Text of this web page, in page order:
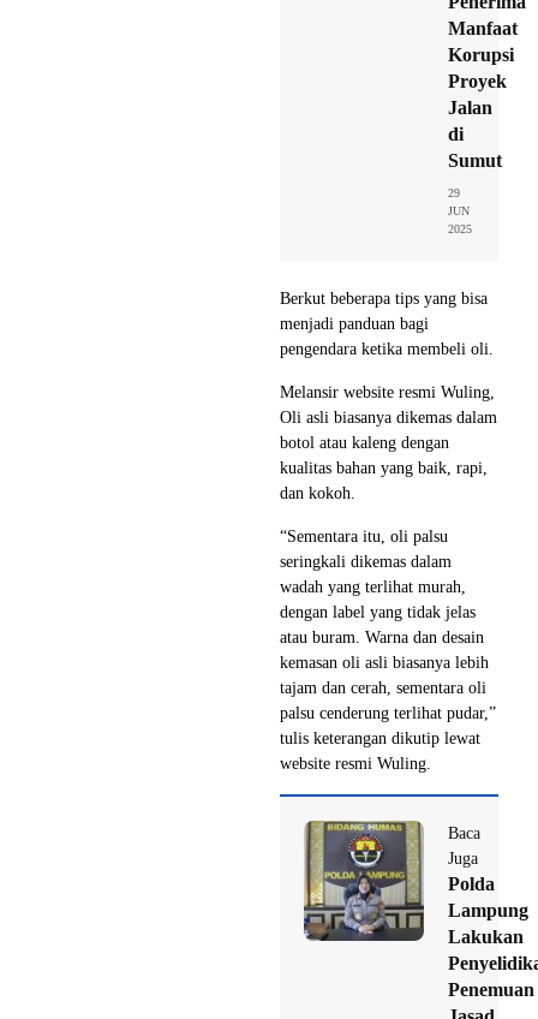
Manfaat
Korupsi
Proyek
Jalan
di
Sumut
29
JUN
2025
Berkut beberapa tips yang bisa
menjadi panduan bagi
pengendara ketika membeli oli.
Melansir website resmi Wuling,
Oli asli biasanya dikemas dalam
botol atau kaleng dengan
kualitas bahan yang baik, rapi,
dan kokoh.
“Sementara itu, oli palsu
seringkali dikemas dalam
wadah yang terlihat murah,
dengan label yang tidak jelas
atau buram. Warna dan desain
kemasan oli asli biasanya lebih
tajam dan cerah, sementara oli
palsu cenderung terlihat pudar,”
tulis keterangan dikutip lewat
website resmi Wuling.
Baca
Juga
Polda
Lampung
Lakukan
Penemuan